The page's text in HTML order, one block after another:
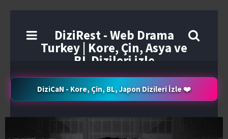
DiziRest - Web Drama
Turkey | Kore, Çin, Asya ve
BL Dizileri izle
DiziCaN - Kore, Çin, BL, Japon Dizileri İzle ❤️